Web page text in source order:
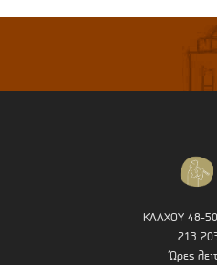
ΚΑΛΧΟΥ 48-
213
Ώρες